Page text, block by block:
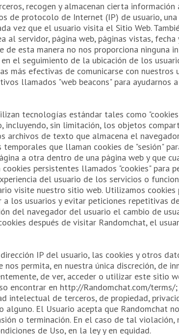
recogen y almacenan cierta
de protocolo de Internet (IP) de usuario,
vez que el usuario visita el Sitio Web.
servidor, página web, páginas vistas,
de esta manera no nos proporciona ninguna
el seguimiento de la ubicación de los
efectivas de comunicarse con nuestros
llamados "web beacons" para ayudarnos
tecnologías estándar tales como
sin limitación, los objetos
archivos de texto que almacena el
que llaman cookies de "sesión"
a otra dentro de una página web y que
persistentes llamados "cookies" para
del usuario de los servicios o
visite nuestro sitio web. Utilizamos cookies
los usuarios y evitar peticiones repetitivas
del navegador del usuario el cambio de
después de visitar Randomchat, el
IP del usuario, las cookies y otros
permita, en nuestra única discreción, de
de ver, acceder o utilizar este sitio
encontrar en http://Randomchat.com/
intelectual de terceros, de propiedad,
El Usuario acepta que Randomchat
o terminación. En el caso de tal
de Uso, en la ley y en equidad.